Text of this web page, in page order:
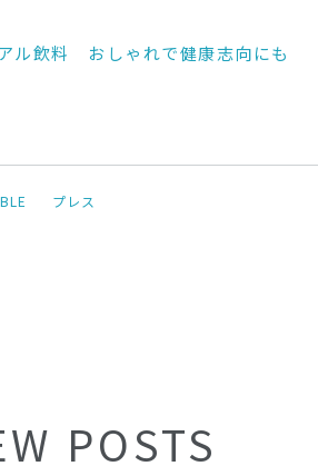
ル飲料 おしゃれで健康志向にも
プレス
POSTS